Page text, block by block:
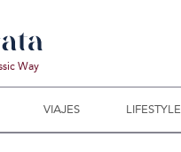
Way
VIAJES LIFESTYLE